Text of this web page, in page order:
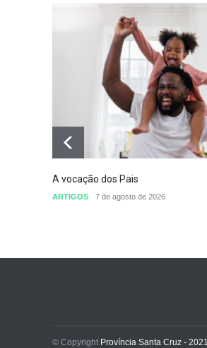
A vocação dos Pais
ARTIGOS 7 de agosto de 2026
© Copyright Província Santa Cruz - 2021